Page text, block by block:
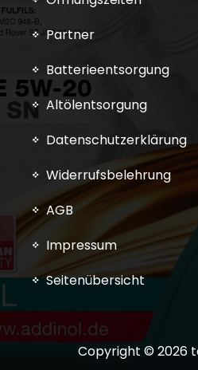
Partner
Batterieentsorgung
Altölentsorgung
Datenschutzerklärung
Widerrufsbelehrung
AGB
Impressum
Seitenübersicht
Copyright © 2026